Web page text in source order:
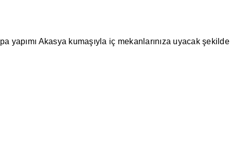
Akasya kumaşıyla iç mekanlarınıza uyacak şekilde